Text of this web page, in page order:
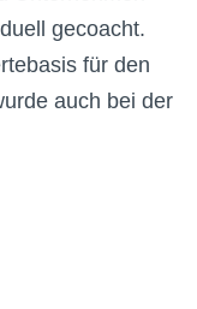
gecoacht.
für den
auch bei der